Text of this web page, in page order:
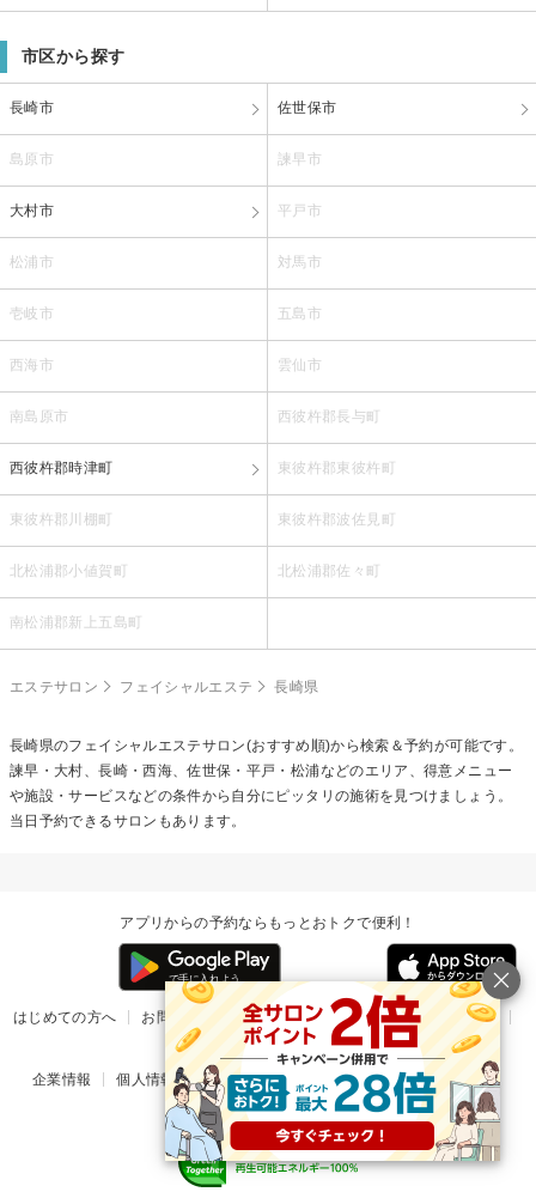
市区から探す
長崎市 佐世保市
島原市 諫早市
大村市 平戸市
松浦市 対馬市
壱岐市 五島市
西海市 雲仙市
南島原市 西彼杵郡長与町
西彼杵郡時津町 東彼杵郡東彼杵町
東彼杵郡川棚町 東彼杵郡波佐見町
北松浦郡小値賀町 北松浦郡佐々町
南松浦郡新上五島町
エステサロン フェイシャルエステ 長崎県
長崎県のフェイシャルエステサロン(おすすめ順)から検索＆予約が可能です。
諫早・大村、長崎・西海、佐世保・平戸・松浦などのエリア、得意メニュー
や施設・サービスなどの条件から自分にピッタリの施術を見つけましょう。
当日予約できるサロンもあります。
アプリからの予約ならもっとおトクで便利！
はじめての方へ お問い合わせ ヘルプ リリース情報
利用規約
掲載ご希望のサロン様
企業情報 個人情報保護方針 楽天のサービス一覧 アプリ一覧
© Rakuten Group, Inc.